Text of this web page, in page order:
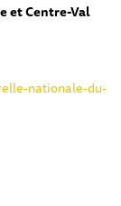
et Centre-Val
nationale-du-